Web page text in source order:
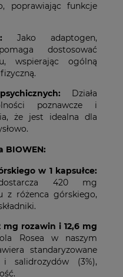
poprawiając funkcje
Jako adaptogen,
dostosować
wspierając ogólną
Działa
poznawcze i
że jest idealna dla
BIOWEN:
w 1 kapsułce:
420 mg
z różenca górskiego,
rozawin i 12,6 mg
Rosea w naszym
standaryzowane
salidrozydów (3%),